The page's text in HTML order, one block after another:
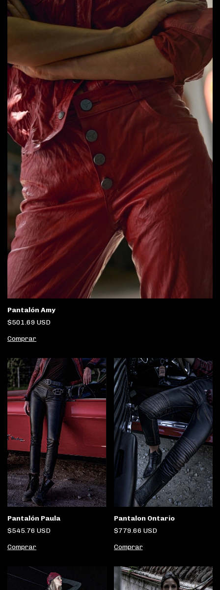
Pantalón Amy
$501.69 USD
Comprar
Pantalón Paula
$545.76 USD
Comprar
Pantalon Ontario
$779.66 USD
Comprar